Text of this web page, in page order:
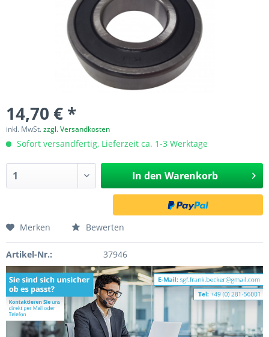
14,70 € *
inkl. MwSt.zzgl. Versandkosten
Sofort versandfertig, Lieferzeit ca. 1-3 Werktage
In den Warenkorb
Merken Bewerten
Artikel-Nr.: 37946